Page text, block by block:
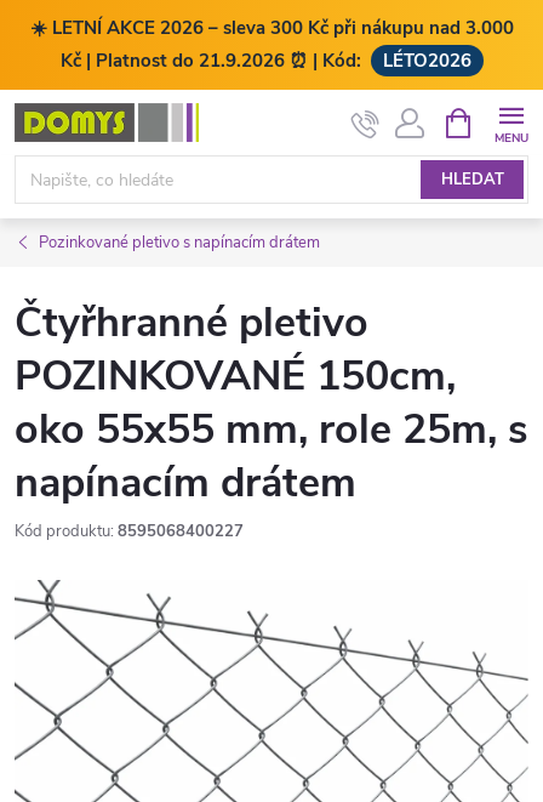
☀️ LETNÍ AKCE 2026 – sleva 300 Kč při nákupu nad 3.000
Kč | Platnost do 21.9.2026 ⏰ | Kód:
LÉTO2026
Přejít
obsah
HLEDAT
NÁKUPNÍ
KOŠÍK
Pozinkované pletivo s napínacím drátem
Čtyřhranné pletivo
POZINKOVANÉ 150cm,
oko 55x55 mm, role 25m, s
napínacím drátem
Kód produktu: 8595068400227